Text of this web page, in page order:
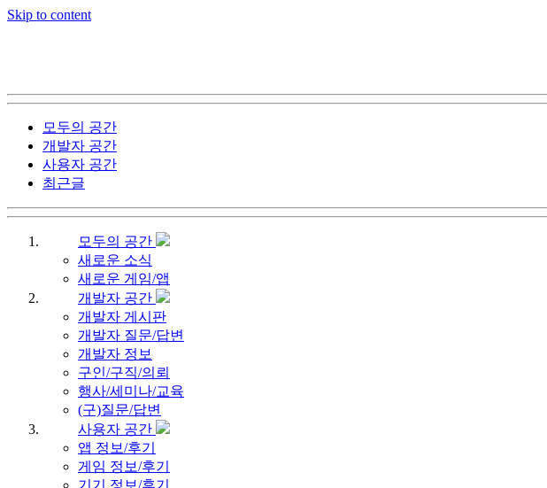
Skip to content
모두의 공간
개발자 공간
사용자 공간
최근글
모두의 공간
새로운 소식
새로운 게임/앱
개발자 공간
개발자 게시판
개발자 질문/답변
개발자 정보
구인/구직/의뢰
행사/세미나/교육
(구)질문/답변
사용자 공간
앱 정보/후기
게임 정보/후기
기기 정보/후기